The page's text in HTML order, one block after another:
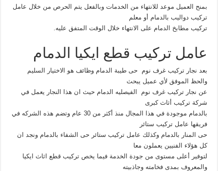
بمنح العميل موعد للانتهاء من الخدمات وبالفعل يتم الحرص من خلال عامل
تركيب دواليب بالدمام أو معلم
تركيب مطابخ الدمام على الانتهاء خلال الوقت المتفق عليه.
عامل تركيب قطع ايكيا الدمام
بعد نجار تركيب غرف نوم حى طيبة الدمام وظائف هو الاختيار السليم
والحظ الموفق لأي عميل يبحث
عن نجار تركيب غرف نوم الفيصليه الدمام حيث ان هذا النجار يعمل في
شركة تركيب أثاث كبرى
بالدمام موجودة في هذا المجال منذ أكثر من 30 عام وتضم هذه الشركه في
فريقها عامل تركيب ستائر
حى المنار بالدمام وكذلك عامل تركيب ستائر حى الشفاء بالدمام ونجد ان
كل هؤلاء الفنيين يعملون معا
لتوفير أعلى مستوى من جودة الخدمة فيما يخص تركيب قطع اثاث ايكيا
والمعروف بمدى فخامته وجاذبيته